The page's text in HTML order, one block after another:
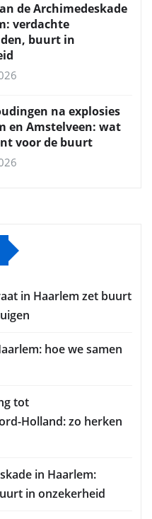
de Archimedeskade
verdachte
buurt in
na explosies
en Amstelveen: wat
voor de buurt
in Haarlem zet buurt
hoe we samen
tot
Holland: zo herken
in Haarlem:
in onzekerheid